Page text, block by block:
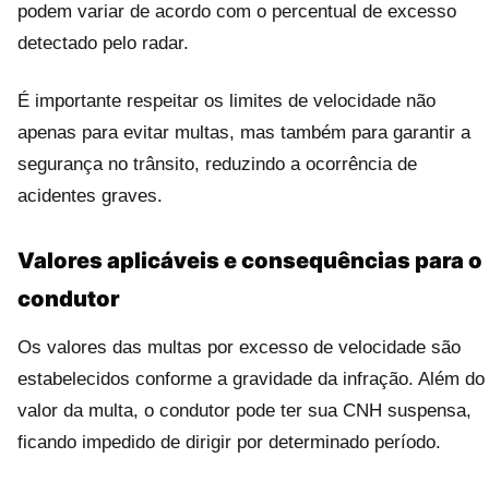
podem variar de acordo com o percentual de excesso
detectado pelo radar.
É importante respeitar os limites de velocidade não
apenas para evitar multas, mas também para garantir a
segurança no trânsito, reduzindo a ocorrência de
acidentes graves.
Valores aplicáveis e consequências para o
condutor
Os valores das multas por excesso de velocidade são
estabelecidos conforme a gravidade da infração. Além do
valor da multa, o condutor pode ter sua CNH suspensa,
ficando impedido de dirigir por determinado período.